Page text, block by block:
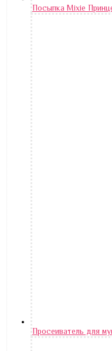
Посыпка Mixie
Просеиватель для